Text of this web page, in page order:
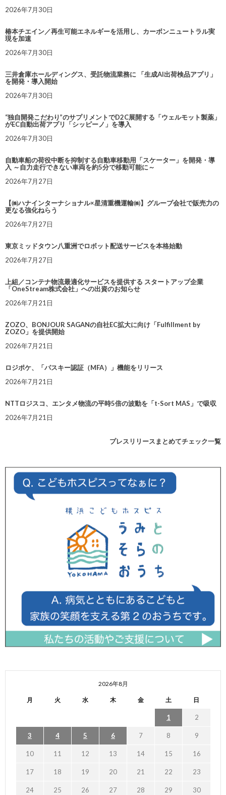
2026年7月30日
椿本チエイン／再生可能エネルギーを活用し、カーボンニュートラル実
現を加速
2026年7月30日
三井倉庫ホールディングス、受託物流業務に 「生成AI出荷検品アプリ」
を開発・導入開始
2026年7月30日
“独自開発こだわり”のサプリメントでD2C展開する「ウェルモット製薬」
がEC自動出荷アプリ「シッピーノ」を導入
2026年7月30日
自動車船の荷役中断を抑制する自動車移動用「スケーター」を開発・導
入 ～自力走行できない車両を約5分で移動可能に～
2026年7月27日
【㈱ハナインターナショナル×星清重機運輸㈱】グループ会社で販売力の
更なる強化ねらう
2026年7月27日
東京ミッドタウン八重洲でロボット配送サービスを本格始動
2026年7月27日
上組／コンテナ物流最適化サービスを提供する スタートアップ企業
「OneStream株式会社」への出資のお知らせ
2026年7月21日
ZOZO、BONJOUR SAGANの自社EC拡大に向け「Fulfillment by
ZOZO」を提供開始
2026年7月21日
ロジポケ、「パスキー認証（MFA）」機能をリリース
2026年7月21日
NTTロジスコ、エンタメ物流の平時5倍の波動を「t-Sort MAS」で吸収
2026年7月21日
プレスリリースまとめてチェック一覧
2026年8月
月 火 水 木 金 土 日
1 2
3 4 5 6 7 8 9
10 11 12 13 14 15 16
17 18 19 20 21 22 23
24 25 26 27 28 29 30